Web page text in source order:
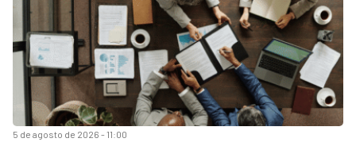
5 de agosto de 2026 - 11:00